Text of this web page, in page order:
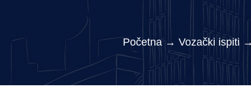
Početna→ Vozački ispiti→